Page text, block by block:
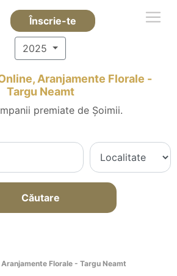
Înscrie-te
2025
Aranjamente Florale -
Targu Neamt
premiate de Șoimii.
Căutare
Florale - Targu Neamt